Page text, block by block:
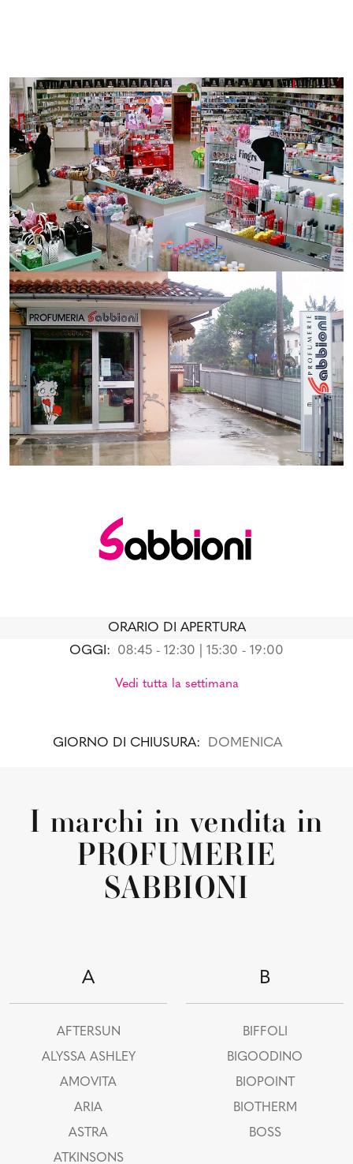
ORARIO DI APERTURA
OGGI:
08:45 - 12:30 | 15:30 - 19:00
Vedi tutta la settimana
GIORNO DI CHIUSURA: DOMENICA
I marchi in vendita in
PROFUMERIE
SABBIONI
A
AFTERSUN
ALYSSA ASHLEY
AMOVITA
ARIA
ASTRA
ATKINSONS
B
BIFFOLI
BIGOODINO
BIOPOINT
BIOTHERM
BOSS